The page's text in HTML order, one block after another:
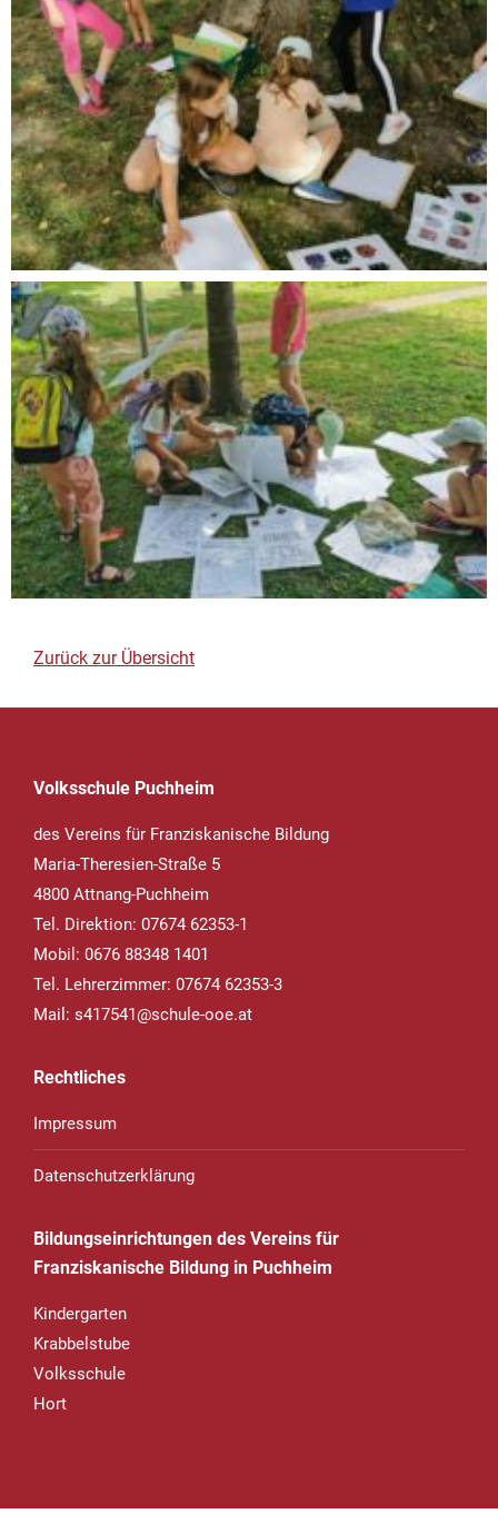
Zurück zur Übersicht
Volksschule Puchheim
des Vereins für Franziskanische Bildung
Maria-Theresien-Straße 5
4800 Attnang-Puchheim
Tel. Direktion: 07674 62353-1
Mobil: 0676 88348 1401
Tel. Lehrerzimmer: 07674 62353-3
Mail: s417541@schule-ooe.at
Rechtliches
Impressum
Datenschutzerklärung
Bildungseinrichtungen des Vereins für
Franziskanische Bildung in Puchheim
Kindergarten
Krabbelstube
Volksschule
Hort